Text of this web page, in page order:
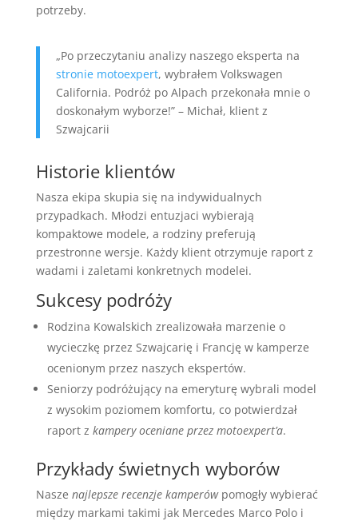
potrzeby.
„Po przeczytaniu analizy naszego eksperta na
stronie motoexpert, wybrałem Volkswagen
California. Podróż po Alpach przekonała mnie o
doskonałym wyborze!” – Michał, klient z
Szwajcarii
Historie klientów
Nasza ekipa skupia się na indywidualnych
przypadkach. Młodzi entuzjaci wybierają
kompaktowe modele, a rodziny preferują
przestronne wersje. Każdy klient otrzymuje raport z
wadami i zaletami konkretnych modelei.
Sukcesy podróży
Rodzina Kowalskich zrealizowała marzenie o
wycieczkę przez Szwajcarię i Francję w kamperze
ocenionym przez naszych ekspertów.
Seniorzy podróżujący na emeryturę wybrali model
z wysokim poziomem komfortu, co potwierdzał
raport z kampery oceniane przez motoexpert’a.
Przykłady świetnych wyborów
Nasze najlepsze recenzje kamperówpomogły wybierać
między markami takimi jak Mercedes Marco Polo i